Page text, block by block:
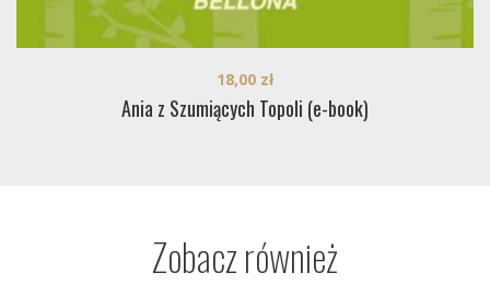
Ania z Szumiących Topoli (e-book)
18,00 zł
Zobacz również